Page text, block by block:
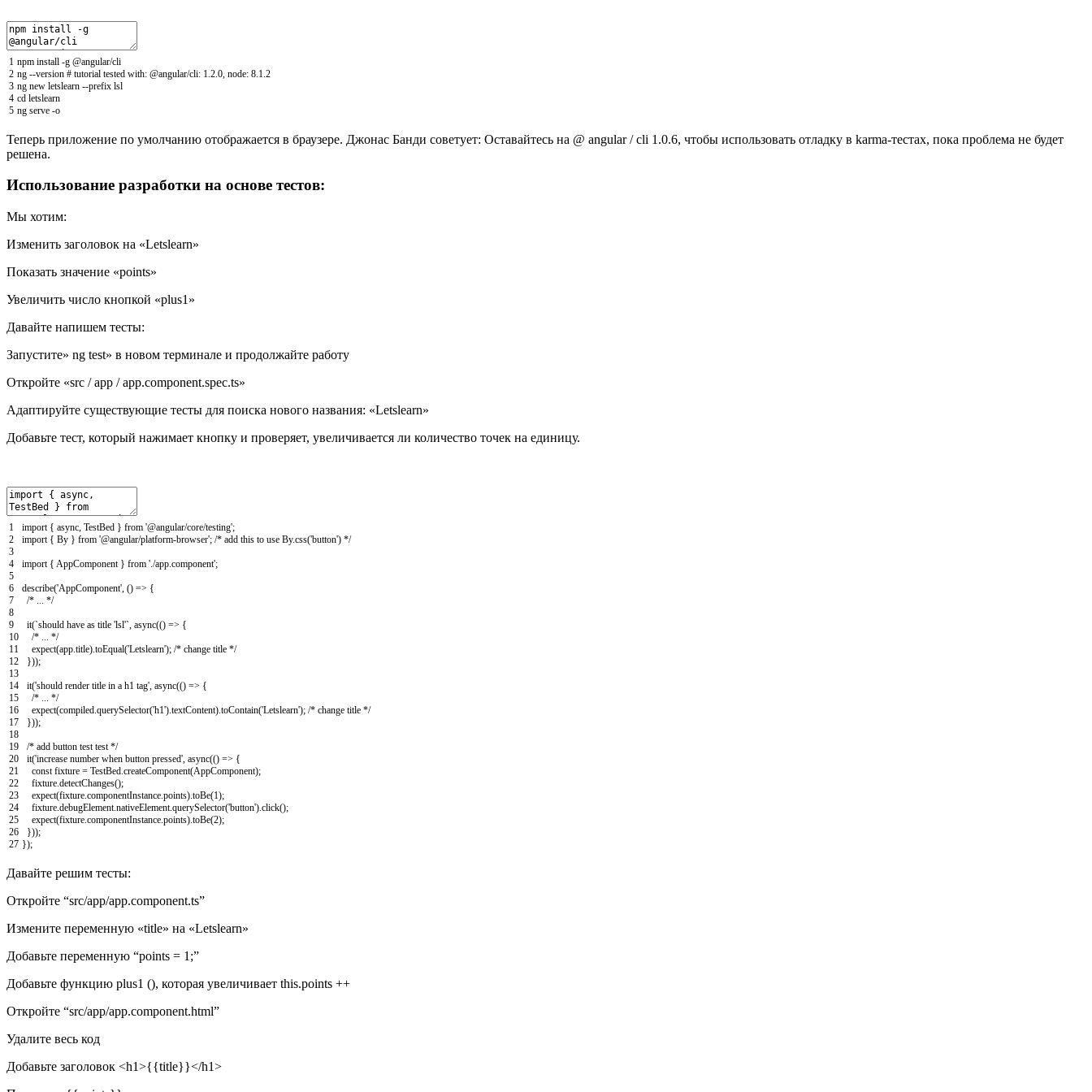
1
2
3
4
5
npm install -g @angular/cli
ng --version # tutorial tested with: @angular/cli: 1.2.0, node: 8.1.2
ng new letslearn --prefix lsl
cd letslearn
ng serve -o
Теперь приложение по умолчанию отображается в браузере. Джонас Банди советует: Оставайтесь на @ angular / cli 1.0.6, чтобы использовать отладку в karma-тестах, пока проблема не будет
решена.
Использование разработки на основе тестов:
Мы хотим:
Изменить заголовок на «Letslearn»
Показать значение «points»
Увеличить число кнопкой «plus1»
Давайте напишем тесты:
Запустите» ng test» в новом терминале и продолжайте работу
Откройте «src / app / app.component.spec.ts»
Адаптируйте существующие тесты для поиска нового названия: «Letslearn»
Добавьте тест, который нажимает кнопку и проверяет, увеличивается ли количество точек на единицу.
1
2
3
4
5
6
7
8
9
10
11
12
13
14
15
16
17
18
19
20
21
22
23
24
25
26
27
import { async, TestBed } from '@angular/core/testing';
import { By } from '@angular/platform-browser'; /* add this to use By.css('button') */
import { AppComponent } from './app.component';
describe('AppComponent', () => {
/* ... */
it(`should have as title 'lsl'`, async(() => {
/* ... */
expect(app.title).toEqual('Letslearn'); /* change title */
}));
it('should render title in a h1 tag', async(() => {
/* ... */
expect(compiled.querySelector('h1').textContent).toContain('Letslearn'); /* change title */
}));
/* add button test test */
it('increase number when button pressed', async(() => {
const fixture = TestBed.createComponent(AppComponent);
fixture.detectChanges();
expect(fixture.componentInstance.points).toBe(1);
fixture.debugElement.nativeElement.querySelector('button').click();
expect(fixture.componentInstance.points).toBe(2);
}));
});
Давайте решим тесты:
Откройте “src/app/app.component.ts”
Измените переменную «title» на «Letslearn»
Добавьте переменную “points = 1;”
Добавьте функцию plus1 (), которая увеличивает this.points ++
Откройте “src/app/app.component.html”
Удалите весь код
Добавьте заголовок <h1>{{title}}</h1>